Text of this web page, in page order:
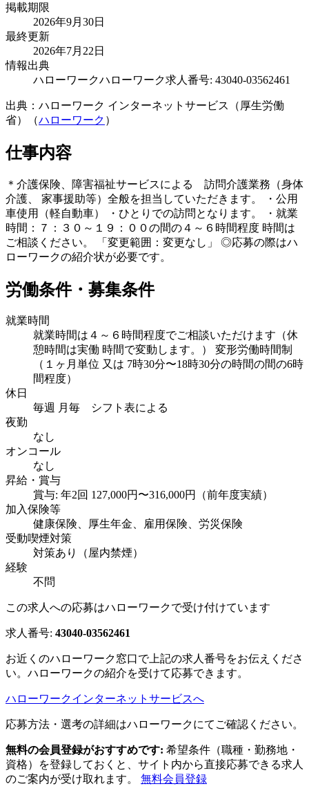
掲載期限
2026年9月30日
最終更新
2026年7月22日
情報出典
ハローワークハローワーク求人番号: 43040-03562461
出典：ハローワーク インターネットサービス（厚生労働
省）（ハローワーク ）
仕事内容
＊介護保険、障害福祉サービスによる 訪問介護業務（身体
介護、 家事援助等）全般を担当していただきます。 ・公用
車使用（軽自動車） ・ひとりでの訪問となります。 ・就業
時間：７：３０～１９：００の間の４～６時間程度 時間は
ご相談ください。 「変更範囲：変更なし」 ◎応募の際はハ
ローワークの紹介状が必要です。
労働条件・募集条件
就業時間
就業時間は４～６時間程度でご相談いただけます（休
憩時間は実働 時間で変動します。） 変形労働時間制
（１ヶ月単位 又は 7時30分〜18時30分の時間の間の6時
間程度）
休日
毎週 月毎 シフト表による
夜勤
なし
オンコール
なし
昇給・賞与
賞与: 年2回 127,000円〜316,000円（前年度実績）
加入保険等
健康保険、厚生年金、雇用保険、労災保険
受動喫煙対策
対策あり（屋内禁煙）
経験
不問
この求人への応募はハローワークで受け付けています
求人番号: 43040-03562461
お近くのハローワーク窓口で上記の求人番号をお伝えくださ
い。ハローワークの紹介を受けて応募できます。
ハローワークインターネットサービスへ
応募方法・選考の詳細はハローワークにてご確認ください。
無料の会員登録がおすすめです: 希望条件（職種・勤務地・
資格）を登録しておくと、サイト内から直接応募できる求人
のご案内が受け取れます。 無料会員登録